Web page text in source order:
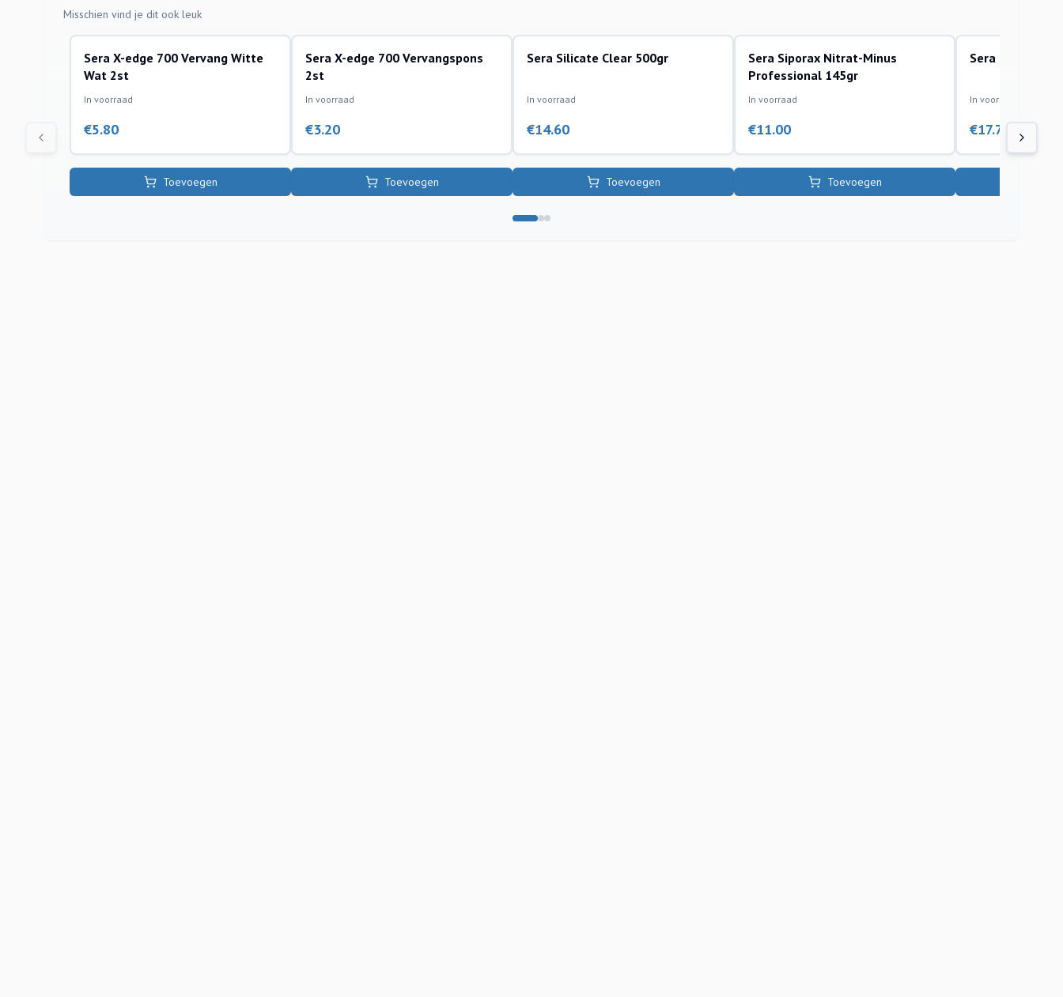
Misschien vind je dit ook leuk
sera
Sera X-edge 700 Vervang Witte
Wat 2st
In voorraad
€5.80
Toevoegen
sera
Sera X-edge 700 Vervangspons
2st
In voorraad
€3.20
Toevoegen
algenbestrijding
Sera Silicate Clear 500gr
In voorraad
€14.60
Toevoegen
sera
Sera Siporax Nitrat-Minus
Professional 145gr
In voorraad
€11.00
Toevoegen
sera
Sera Filter
In voorraad
€17.70